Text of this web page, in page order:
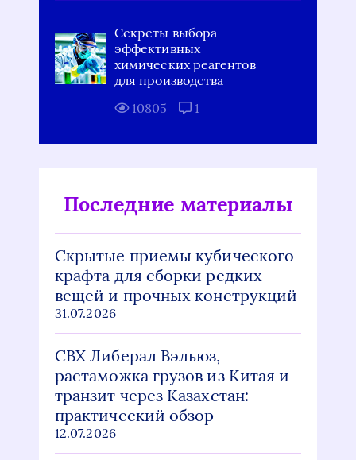
Секреты выбора
эффективных
химических реагентов
для производства
10805
1
Последние материалы
Скрытые приемы кубического
крафта для сборки редких
вещей и прочных конструкций
31.07.2026
СВХ Либерал Вэльюз,
растаможка грузов из Китая и
транзит через Казахстан:
практический обзор
12.07.2026